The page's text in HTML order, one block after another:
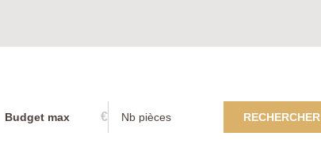
€ RECHERCHER